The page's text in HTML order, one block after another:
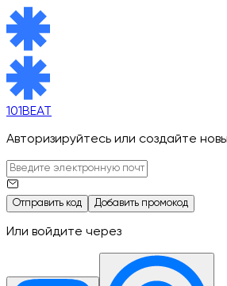
101BEAT
Авторизируйтесь или создайте
Отправить код Добавить промокод
Или войдите через